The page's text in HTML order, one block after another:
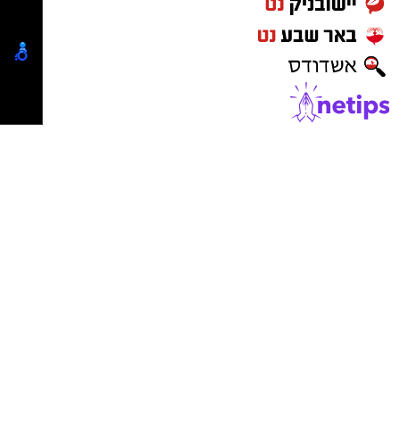
בבית החולים כשמצבה מוגדר בינוני.
מעוניינים להגיב? לדווח ? צרו איתנו קשר במייל -
ASHDODS@ISNET.CO.IL